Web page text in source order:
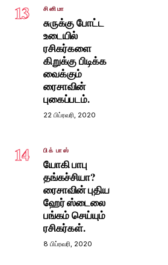
13 சினிமா
சுருக்கு போட்ட
உடையில்
ரசிகர்களை
கிறுக்கு பிடிக்க
வைக்கும்
ரைசாவின்
புகைப்படம்.
22 பிப்ரவரி, 2020
14 பிக் பாஸ்
யோகி பாபு
தங்கச்சியா?
ரைசாவின் புதிய
ஹேர் ஸ்டைலை
பங்கம் செய்யும்
ரசிகர்கள்.
8 பிப்ரவரி, 2020